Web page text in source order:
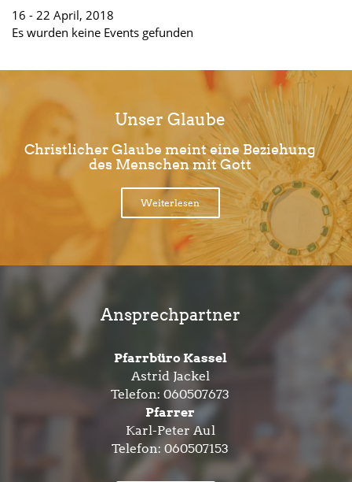
16 - 22 April, 2018
Es wurden keine Events gefunden
Unser Glaube
Christlicher Glaube meint eine Beziehung
des Menschen mit Gott
Weiterlesen
Ansprechpartner
Pfarrbüro Kassel
Astrid Jackel
Telefon: 060507673
Pfarrer
Karl-Peter Aul
Telefon: 060507153